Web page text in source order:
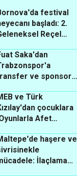
festival
başladı: 2.
Reçel
Saka'dan
ve sponsor
masrafları
ve Türk
çocuklara
Afet
dev adım!
haşere ve
İlaçlama